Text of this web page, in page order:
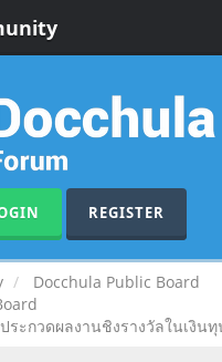
REGISTER
Docchula Public Board
ะกวดผลงานชิงรางวัลในเงิน